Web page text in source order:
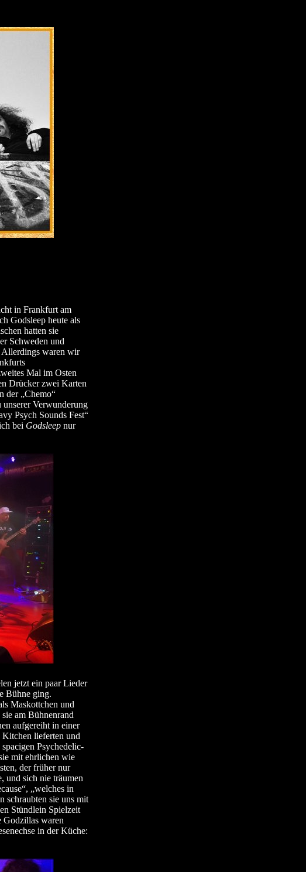
in Frankfurt am
Godsleep heute als
hatten sie
Schweden und
Allerdings waren wir
Mal im Osten
Drücker zwei Karten
der „Chemo“
Verwunderung
Psych Sounds Fest“
bei Godsleepnur
jetzt ein paar Lieder
Bühne ging.
Maskottchen und
am Bühnenrand
aufgereiht in einer
lieferten und
Psychedelic-
mit ehrlichen wie
der früher nur
und sich nie träumen
„welches in
schraubten sie uns mit
Stündlein Spielzeit
Godzillas waren
in der Küche: